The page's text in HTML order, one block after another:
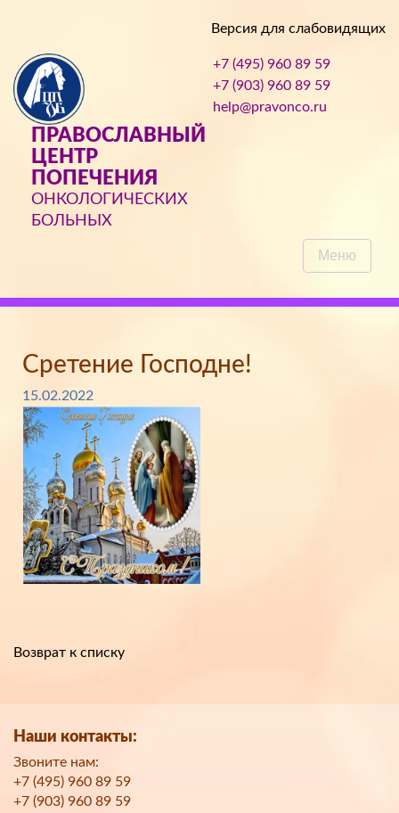
Версия для слабовидящих
ПРАВОСЛАВНЫЙ
ЦЕНТР
ПОПЕЧЕНИЯ
ОНКОЛОГИЧЕСКИХ
БОЛЬНЫХ
+7 (495) 960 89 59
+7 (903) 960 89 59
help@pravonco.ru
Меню
Сретение Господне!
15.02.2022
Возврат к списку
Наши контакты:
Звоните нам:
+7 (495) 960 89 59
+7 (903) 960 89 59